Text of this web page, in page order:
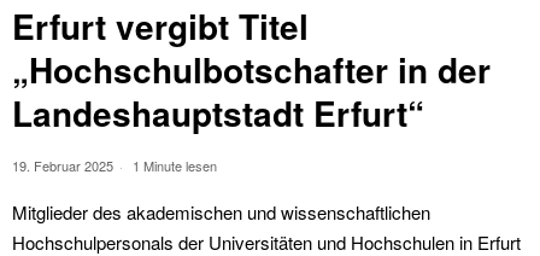
Erfurt vergibt Titel
„Hochschulbotschafter in der
Landeshauptstadt Erfurt“
19. Februar 2025 1 Minute lesen
Mitglieder des akademischen und wissenschaftlichen
Hochschulpersonals der Universitäten und Hochschulen in Erfurt